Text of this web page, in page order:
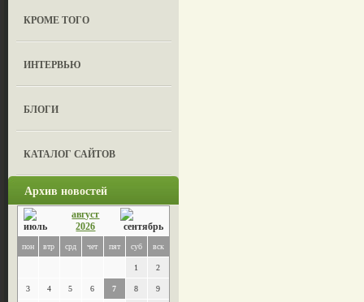
КРОМЕ ТОГО
ИНТЕРВЬЮ
БЛОГИ
КАТАЛОГ САЙТОВ
Архив новостей
август
2026
пон втр срд чет пят суб вск
1 2
3 4 5 6 7 8 9